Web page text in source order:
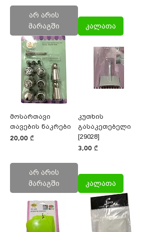
არ არის
მარაგში
კალათა
მოსართავი
თავების ნაკრები
Price
20,00 ₾
არ არის
მარაგში
კუთხის
გასაკეთებელი
[29028]
Price
3,00 ₾
კალათა